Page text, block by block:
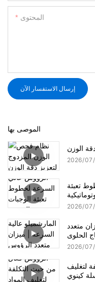
المحتوى
إرسال الاستفسار الآن
الموصى بها
الوزن
2026 07
تعبئة
2026 07
متعدد
الحلوى
2026 07
لتغليف